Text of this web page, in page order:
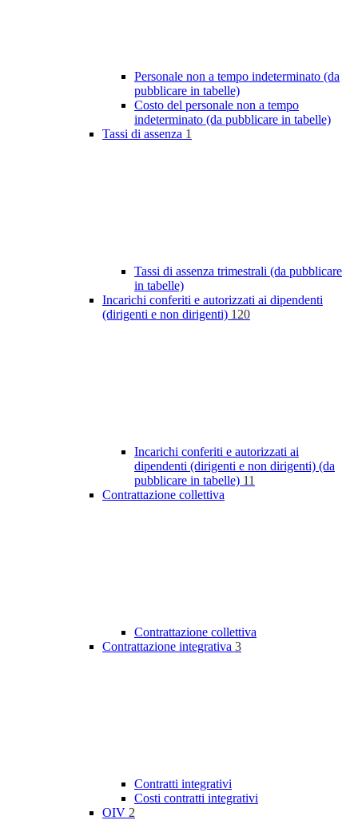
Personale non a tempo indeterminato (da
pubblicare in tabelle)
Costo del personale non a tempo
indeterminato (da pubblicare in tabelle)
Tassi di assenza 1
Tassi di assenza trimestrali (da pubblicare
in tabelle)
Incarichi conferiti e autorizzati ai dipendenti
(dirigenti e non dirigenti) 120
Incarichi conferiti e autorizzati ai
dipendenti (dirigenti e non dirigenti) (da
pubblicare in tabelle) 11
Contrattazione collettiva
Contrattazione collettiva
Contrattazione integrativa 3
Contratti integrativi
Costi contratti integrativi
OIV 2